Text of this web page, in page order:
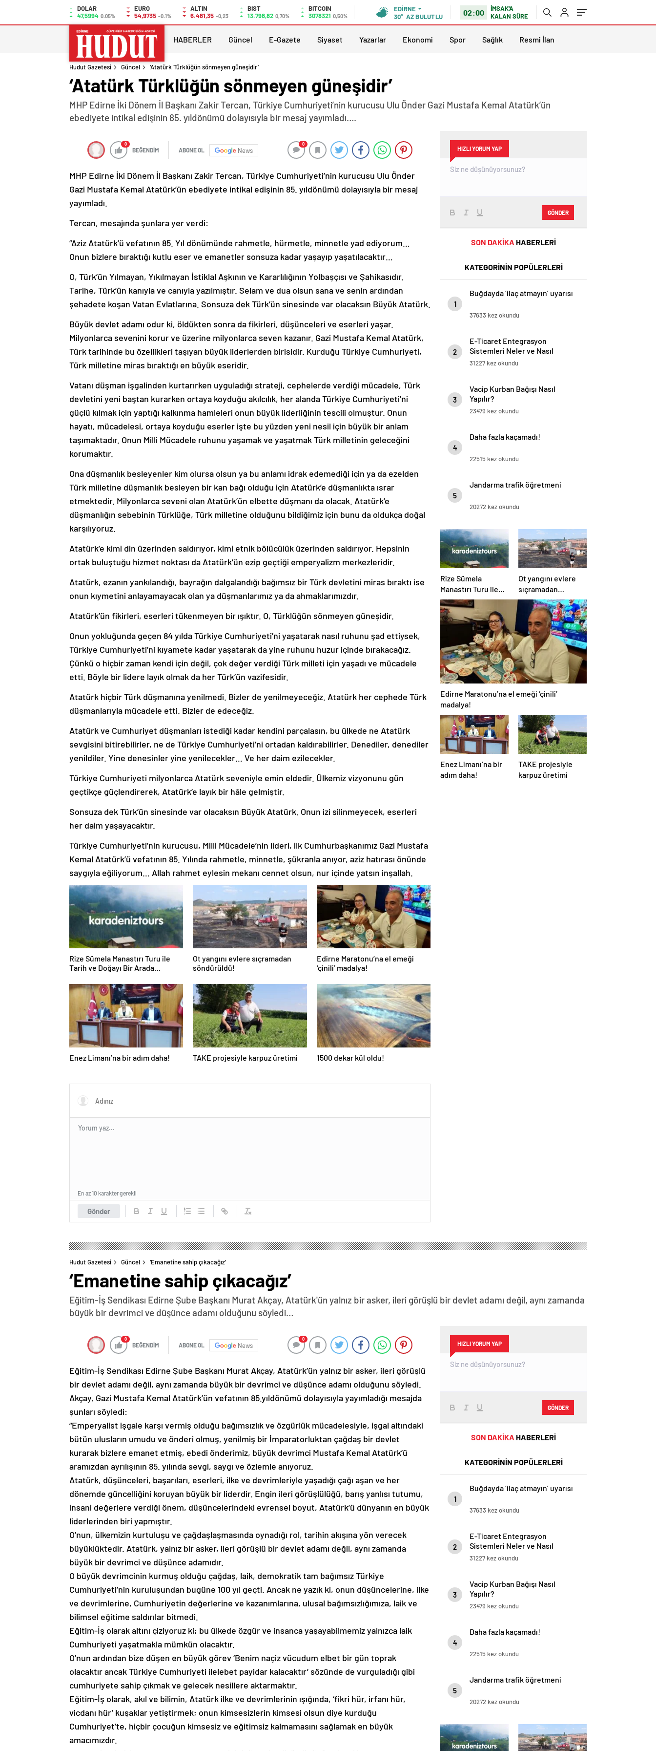
DOLAR
47,5994 0.05%
EURO
54,9735 -0.1%
ALTIN
6.481,35 -0,23
BIST
13.798,82 0,70%
BITCOIN
3078321 0,50%
EDIRNE
30° AZ BULUTLU 02:00
İMSAK'A
KALAN SÜRE
HABERLER Güncel E-Gazete Siyaset Yazarlar Ekonomi Spor Sağlık Resmi İlan
Hudut Gazetesi Güncel ‘Atatürk Türklüğün sönmeyen güneşidir’
‘Atatürk Türklüğün sönmeyen güneşidir’
MHP Edirne İki Dönem İl Başkanı Zakir Tercan, Türkiye Cumhuriyeti’nin kurucusu Ulu Önder Gazi Mustafa Kemal Atatürk’ün
ebediyete intikal edişinin 85. yıldönümü dolayısıyla bir mesaj yayımladı….
0
BEĞENDİM ABONE OL News
0
MHP Edirne İki Dönem İl Başkanı Zakir Tercan, Türkiye Cumhuriyeti’nin kurucusu Ulu Önder
Gazi Mustafa Kemal Atatürk’ün ebediyete intikal edişinin 85. yıldönümü dolayısıyla bir mesaj
yayımladı.
Tercan, mesajında şunlara yer verdi:
“Aziz Atatürk’ü vefatının 85. Yıl dönümünde rahmetle, hürmetle, minnetle yad ediyorum…
Onun bizlere bıraktığı kutlu eser ve emanetler sonsuza kadar yaşayıp yaşatılacaktır…
O, Türk’ün Yılmayan, Yıkılmayan İstiklal Aşkının ve Kararlılığının Yolbaşçısı ve Şahikasıdır.
Tarihe, Türk’ün kanıyla ve canıyla yazılmıştır. Selam ve dua olsun sana ve senin ardından
şehadete koşan Vatan Evlatlarına. Sonsuza dek Türk’ün sinesinde var olacaksın Büyük Atatürk.
Büyük devlet adamı odur ki, öldükten sonra da fikirleri, düşünceleri ve eserleri yaşar.
Milyonlarca sevenini korur ve üzerine milyonlarca seven kazanır. Gazi Mustafa Kemal Atatürk,
Türk tarihinde bu özellikleri taşıyan büyük liderlerden birisidir. Kurduğu Türkiye Cumhuriyeti,
Türk milletine miras bıraktığı en büyük eseridir.
Vatanı düşman işgalinden kurtarırken uyguladığı strateji, cephelerde verdiği mücadele, Türk
devletini yeni baştan kurarken ortaya koyduğu akılcılık, her alanda Türkiye Cumhuriyeti’ni
güçlü kılmak için yaptığı kalkınma hamleleri onun büyük liderliğinin tescili olmuştur. Onun
hayatı, mücadelesi, ortaya koyduğu eserler işte bu yüzden yeni nesil için büyük bir anlam
taşımaktadır. Onun Milli Mücadele ruhunu yaşamak ve yaşatmak Türk milletinin geleceğini
korumaktır.
Ona düşmanlık besleyenler kim olursa olsun ya bu anlamı idrak edemediği için ya da ezelden
Türk milletine düşmanlık besleyen bir kan bağı olduğu için Atatürk’e düşmanlıkta ısrar
etmektedir. Milyonlarca seveni olan Atatürk’ün elbette düşmanı da olacak. Atatürk’e
düşmanlığın sebebinin Türklüğe, Türk milletine olduğunu bildiğimiz için bunu da oldukça doğal
karşılıyoruz.
Atatürk’e kimi din üzerinden saldırıyor, kimi etnik bölücülük üzerinden saldırıyor. Hepsinin
ortak buluştuğu hizmet noktası da Atatürk’ün ezip geçtiği emperyalizm merkezleridir.
Atatürk, ezanın yankılandığı, bayrağın dalgalandığı bağımsız bir Türk devletini miras bıraktı ise
onun kıymetini anlayamayacak olan ya düşmanlarımız ya da ahmaklarımızdır.
Atatürk’ün fikirleri, eserleri tükenmeyen bir ışıktır. O, Türklüğün sönmeyen güneşidir.
Onun yokluğunda geçen 84 yılda Türkiye Cumhuriyeti’ni yaşatarak nasıl ruhunu şad ettiysek,
Türkiye Cumhuriyeti’ni kıyamete kadar yaşatarak da yine ruhunu huzur içinde bırakacağız.
Çünkü o hiçbir zaman kendi için değil, çok değer verdiği Türk milleti için yaşadı ve mücadele
etti. Böyle bir lidere layık olmak da her Türk’ün vazifesidir.
Atatürk hiçbir Türk düşmanına yenilmedi. Bizler de yenilmeyeceğiz. Atatürk her cephede Türk
düşmanlarıyla mücadele etti. Bizler de edeceğiz.
Atatürk ve Cumhuriyet düşmanları istediği kadar kendini parçalasın, bu ülkede ne Atatürk
sevgisini bitirebilirler, ne de Türkiye Cumhuriyeti’ni ortadan kaldırabilirler. Denediler, denediler
yenildiler. Yine denesinler yine yenilecekler… Ve her daim ezilecekler.
Türkiye Cumhuriyeti milyonlarca Atatürk seveniyle emin eldedir. Ülkemiz vizyonunu gün
geçtikçe güçlendirerek, Atatürk’e layık bir hâle gelmiştir.
Sonsuza dek Türk’ün sinesinde var olacaksın Büyük Atatürk. Onun izi silinmeyecek, eserleri
her daim yaşayacaktır.
Türkiye Cumhuriyeti’nin kurucusu, Milli Mücadele’nin lideri, ilk Cumhurbaşkanımız Gazi Mustafa
Kemal Atatürk’ü vefatının 85. Yılında rahmetle, minnetle, şükranla anıyor, aziz hatırası önünde
saygıyla eğiliyorum… Allah rahmet eylesin mekanı cennet olsun, nur içinde yatsın inşallah.
Rize Sümela Manastırı Turu ile
Tarih ve Doğayı Bir Arada
Ot yangını evlere sıçramadan
söndürüldü!
Edirne Maratonu’na el emeği
‘çinili’ madalya!
Enez Limanı’na bir adım daha! TAKE projesiyle karpuz üretimi 1500 dekar kül oldu!
Gönder
En az 10 karakter gerekli
HIZLI YORUM YAP
GÖNDER
SON DAKİKA HABERLERİ
KATEGORİNİN POPÜLERLERİ
1
Buğdayda ‘ilaç atmayın’ uyarısı
37633 kez okundu
2
E-Ticaret Entegrasyon
Sistemleri Neler ve Nasıl
Yapılır?
31227 kez okundu
3
Vacip Kurban Bağışı Nasıl
Yapılır?
23479 kez okundu
4
Daha fazla kaçamadı!
22515 kez okundu
5
Jandarma trafik öğretmeni
20272 kez okundu
Rize Sümela
Manastırı Turu ile
Tarih ve Doğayı Bir
Arada Keşfedin
Ot yangını evlere
sıçramadan
söndürüldü!
Edirne Maratonu’na el emeği ‘çinili’
madalya!
Enez Limanı’na bir
adım daha!
TAKE projesiyle
karpuz üretimi
Hudut Gazetesi Güncel ‘Emanetine sahip çıkacağız’
‘Emanetine sahip çıkacağız’
Eğitim-İş Sendikası Edirne Şube Başkanı Murat Akçay, Atatürk'ün yalnız bir asker, ileri görüşlü bir devlet adamı değil, aynı zamanda
büyük bir devrimci ve düşünce adamı olduğunu söyledi…
0
BEĞENDİM ABONE OL News
0
Eğitim-İş Sendikası Edirne Şube Başkanı Murat Akçay, Atatürk’ün yalnız bir asker, ileri görüşlü
bir devlet adamı değil, aynı zamanda büyük bir devrimci ve düşünce adamı olduğunu söyledi.
Akçay, Gazi Mustafa Kemal Atatürk’ün vefatının 85.yıldönümü dolayısıyla yayımladığı mesajda
şunları söyledi:
“Emperyalist işgale karşı vermiş olduğu bağımsızlık ve özgürlük mücadelesiyle, işgal altındaki
bütün ulusların umudu ve önderi olmuş, yenilmiş bir İmparatorluktan çağdaş bir devlet
kurarak bizlere emanet etmiş, ebedi önderimiz, büyük devrimci Mustafa Kemal Atatürk’ü
aramızdan ayrılışının 85. yılında sevgi, saygı ve özlemle anıyoruz.
Atatürk, düşünceleri, başarıları, eserleri, ilke ve devrimleriyle yaşadığı çağı aşan ve her
dönemde güncelliğini koruyan büyük bir liderdir. Engin ileri görüşlülüğü, barış yanlısı tutumu,
insani değerlere verdiği önem, düşüncelerindeki evrensel boyut, Atatürk’ü dünyanın en büyük
liderlerinden biri yapmıştır.
O’nun, ülkemizin kurtuluşu ve çağdaşlaşmasında oynadığı rol, tarihin akışına yön verecek
büyüklüktedir. Atatürk, yalnız bir asker, ileri görüşlü bir devlet adamı değil, aynı zamanda
büyük bir devrimci ve düşünce adamıdır.
O büyük devrimcinin kurmuş olduğu çağdaş, laik, demokratik tam bağımsız Türkiye
Cumhuriyeti’nin kuruluşundan bugüne 100 yıl geçti. Ancak ne yazık ki, onun düşüncelerine, ilke
ve devrimlerine, Cumhuriyetin değerlerine ve kazanımlarına, ulusal bağımsızlığımıza, laik ve
bilimsel eğitime saldırılar bitmedi.
Eğitim-İş olarak altını çiziyoruz ki; bu ülkede özgür ve insanca yaşayabilmemiz yalnızca laik
Cumhuriyeti yaşatmakla mümkün olacaktır.
O’nun ardından bize düşen en büyük görev ‘Benim naçiz vücudum elbet bir gün toprak
olacaktır ancak Türkiye Cumhuriyeti ilelebet payidar kalacaktır’ sözünde de vurguladığı gibi
cumhuriyete sahip çıkmak ve gelecek nesillere aktarmaktır.
Eğitim-İş olarak, akıl ve bilimin, Atatürk ilke ve devrimlerinin ışığında, ‘fikri hür, irfanı hür,
vicdanı hür’ kuşaklar yetiştirmek; onun kimsesizlerin kimsesi olsun diye kurduğu
Cumhuriyet’te, hiçbir çocuğun kimsesiz ve eğitimsiz kalmamasını sağlamak en büyük
amacımızdır.
HIZLI YORUM YAP
GÖNDER
SON DAKİKA HABERLERİ
KATEGORİNİN POPÜLERLERİ
1
Buğdayda ‘ilaç atmayın’ uyarısı
37633 kez okundu
2
E-Ticaret Entegrasyon
Sistemleri Neler ve Nasıl
Yapılır?
31227 kez okundu
3
Vacip Kurban Bağışı Nasıl
Yapılır?
23479 kez okundu
4
Daha fazla kaçamadı!
22515 kez okundu
5
Jandarma trafik öğretmeni
20272 kez okundu